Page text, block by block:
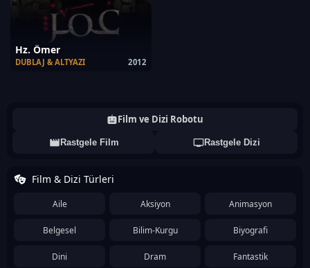
Hz. Ömer
2012
DUBLAJ & ALTYAZI
Film ve Dizi Robotu
Rastgele Film Rastgele Dizi
Film & Dizi Türleri
Aile Aksiyon Animasyon
Belgesel Bilim-Kurgu Biyografi
Dini Dram Fantastik